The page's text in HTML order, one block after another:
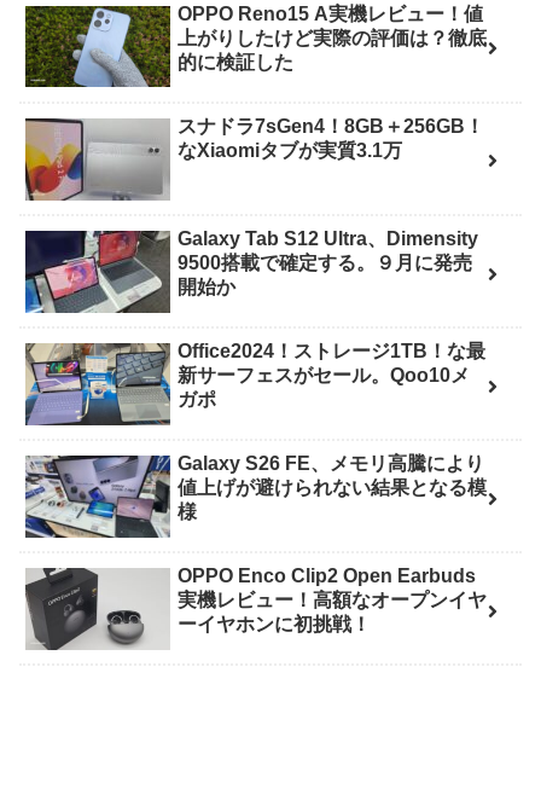
OPPO Reno15 A実機レビュー！値
上がりしたけど実際の評価は？徹底
的に検証した
スナドラ7sGen4！8GB＋256GB！
なXiaomiタブが実質3.1万
Galaxy Tab S12 Ultra、Dimensity
9500搭載で確定する。９月に発売
開始か
Office2024！ストレージ1TB！な最
新サーフェスがセール。Qoo10メ
ガポ
Galaxy S26 FE、メモリ高騰により
値上げが避けられない結果となる模
様
OPPO Enco Clip2 Open Earbuds
実機レビュー！高額なオープンイヤ
ーイヤホンに初挑戦！